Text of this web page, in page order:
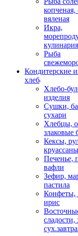
копченая,
вяленая
Икра,
кулинария
Рыба
Кондитерские
хлеб
Хлебо-
изделия
Сушки,
сухари
Хлебцы,
злаковые
Кексы,
круассаны
Печенье,
вафли
Зефир,
пастила
Конфеты,
ирис
сладости,